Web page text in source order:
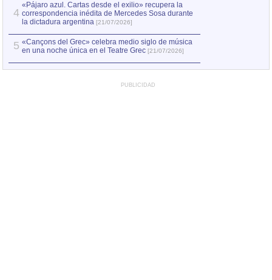
4
«Pájaro azul. Cartas desde el exilio» recupera la
correspondencia inédita de Mercedes Sosa durante
la dictadura argentina [21/07/2026]
5 «Cançons del Grec» celebra medio siglo de música
en una noche única en el Teatre Grec [21/07/2026]
PUBLICIDAD